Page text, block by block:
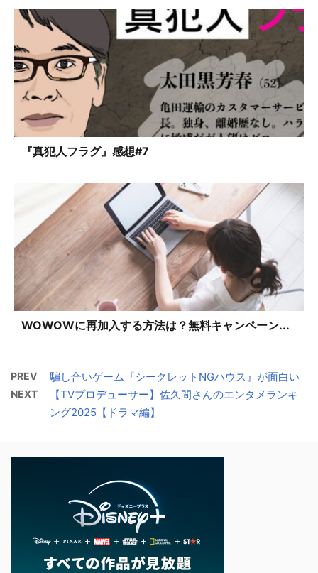
『真犯人フラグ』感想#7
WOWOWに再加入する方法は？無料キャンペーン...
PREV 騙し合いゲーム『シークレットNGハウス』が面白い
NEXT
【TVプロデューサー】佐久間さんのエンタメランキ
ング2025【ドラマ編】